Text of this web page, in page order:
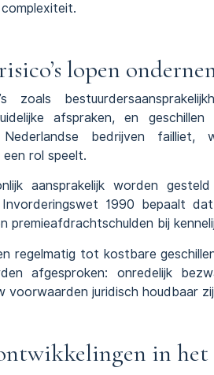
lopen
zoals
afspraken, en geschillen
bedrijven
een rol speelt.
aansprakelijk worden
1990 bepaalt
premieafdrachtschulden bij
regelmatig tot kostbare
afgesproken: onredelijk
juridisch houdbaar
in het